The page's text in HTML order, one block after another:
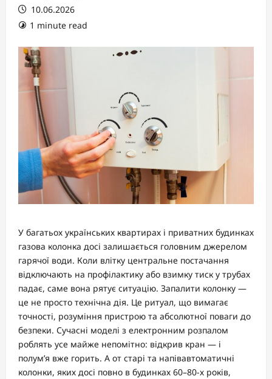
10.06.2026
1 minute read
У багатьох українських квартирах і приватних будинках
газова колонка досі залишається головним джерелом
гарячої води. Коли влітку центральне постачання
відключають на профілактику або взимку тиск у трубах
падає, саме вона рятує ситуацію. Запалити колонку —
це не просто технічна дія. Це ритуал, що вимагає
точності, розуміння пристрою та абсолютної поваги до
безпеки. Сучасні моделі з електронним розпалом
роблять усе майже непомітно: відкрив кран — і
полум’я вже горить. А от старі та напівавтоматичні
колонки, яких досі повно в будинках 60–80-х років,